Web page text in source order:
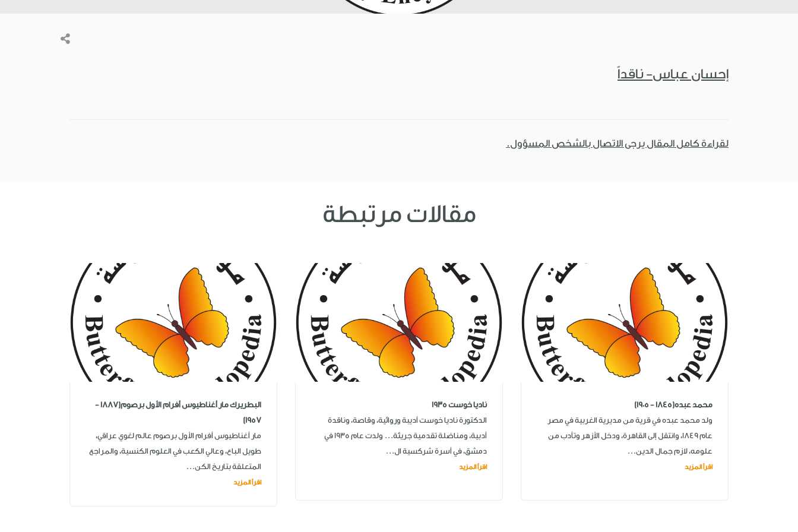
إحسان عباس- ناقداً
لقراءة كامل المقال يرجى الاتصال بالشخص المسؤول.
مقالات مرتبطة
محمد عبده(1845 - 1905)
ولد محمد عبده في قرية من مديرية الغربية في مصر
عام 1849، وانتقل إلى القاهرة، ودخل الأزهر وتأدب من
علومه، لازم جمال الدين...
اقرأ المزيد
ناديا خوست 1935
الدكتورة ناديا خوست أديبة وروائية، وقاصة، وناقدة
أدبية، ومناضلة تقدمية جريئة... ولدت عام 1935 في
دمشق، في أسرة شركسية ال...
اقرأ المزيد
البطريرك مار أغناطيوس أفرام الأول برصوم(1887 -
1957)
مار أغناطيوس أفرام الأول برصوم عالم لغوي عراقي،
طويل الباع، وعالي الكعب في العلوم الكنسية، والمراجع
المتعلقة بتاريخ الكن...
اقرأ المزيد